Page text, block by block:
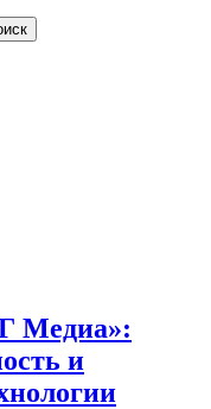
Медиа»:
и